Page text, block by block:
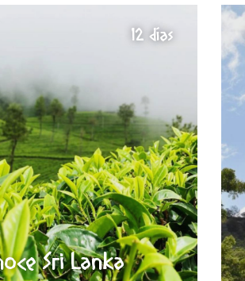
Sri Lanka
12 días